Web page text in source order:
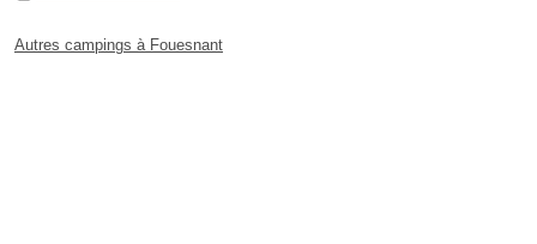
Autres campings à Fouesnant